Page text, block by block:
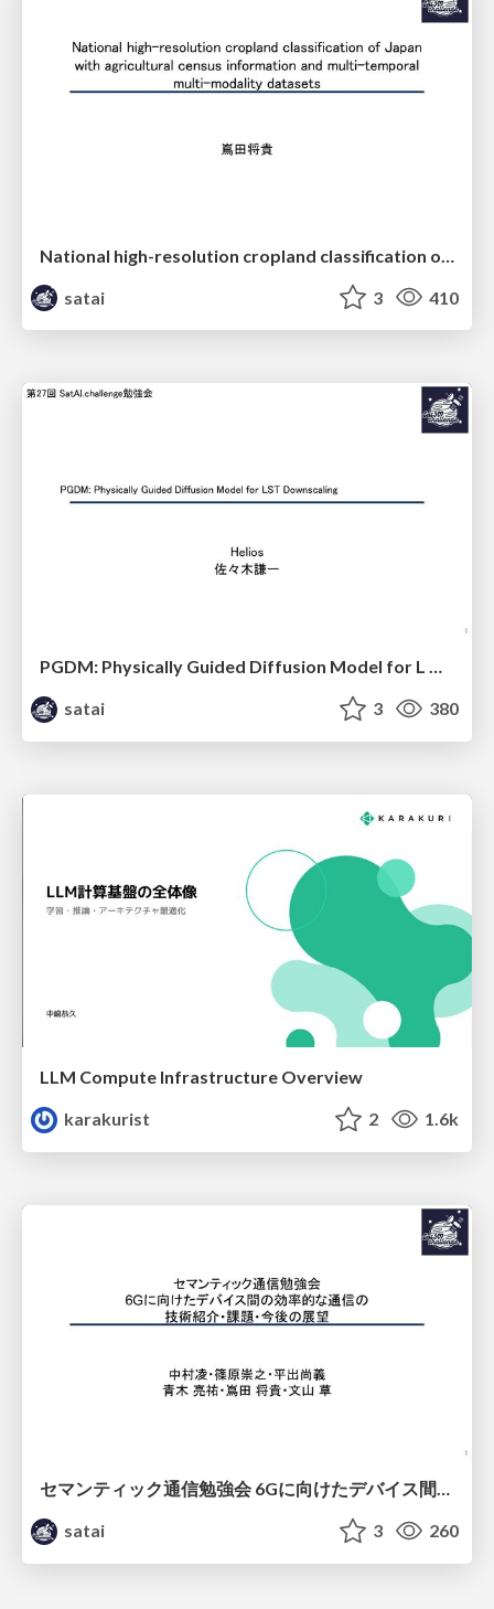
satai
3 410
PGDM: Physically Guided Diffusion Model for L Downscaling
satai
3 380
LLM Compute Infrastructure Overview
karakurist
2 1.6k
satai
3 260